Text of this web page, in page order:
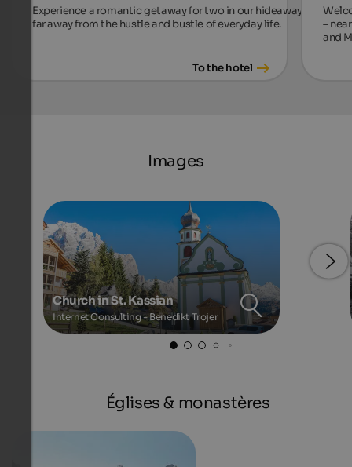
Experience a romantic getaway for two in our hideaway,
far away from the hustle and bustle of everyday life.
To the hotel
–
and
Images
Church in St. Kassian
Internet Consulting - Benedikt Trojer
Églises & monastères